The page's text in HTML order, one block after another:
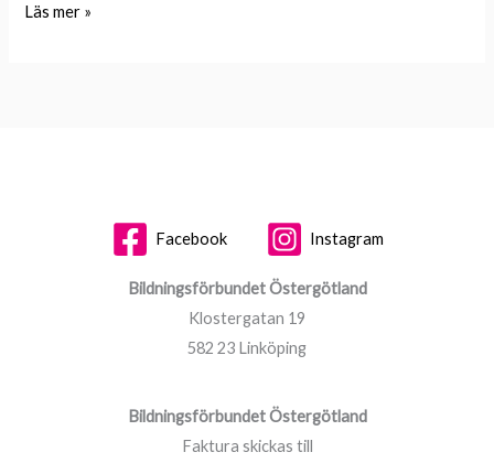
Läs mer »
Facebook Instagram
Bildningsförbundet Östergötland
Klostergatan 19
582 23 Linköping
Bildningsförbundet Östergötland
Faktura skickas till